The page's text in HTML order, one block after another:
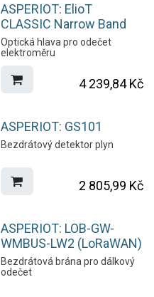
ASPERIOT: ElioT
CLASSIC Narrow Band
Optická hlava pro odečet
elektroměru
4 239,84Kč
ASPERIOT: GS101
Bezdrátový detektor plyn
2 805,99 Kč
ASPERIOT: LOB-GW-
WMBUS-LW2 (LoRaWAN)
Bezdrátová brána pro dálkový
odečet